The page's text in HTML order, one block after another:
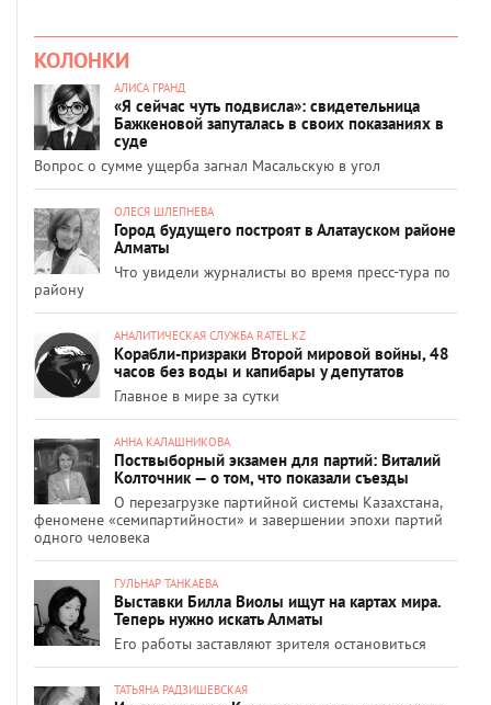
КОЛОНКИ
АЛИСА ГРАНД
«Я сейчас чуть подвисла»: свидетельница
Бажкеновой запуталась в своих показаниях в
суде
Вопрос о сумме ущерба загнал Масальскую в угол
ОЛЕСЯ ШЛЕПНЕВА
Город будущего построят в Алатауском районе
Алматы
Что увидели журналисты во время пресс-тура по
району
АНАЛИТИЧЕСКАЯ СЛУЖБА RATEL.KZ
Корабли-призраки Второй мировой войны, 48
часов без воды и капибары у депутатов
Главное в мире за сутки
АННА КАЛАШНИКОВА
Поствыборный экзамен для партий: Виталий
Колточник — о том, что показали съезды
О перезагрузке партийной системы Казахстана,
феномене «семипартийности» и завершении эпохи партий
одного человека
ГУЛЬНАР ТАНКАЕВА
Выставки Билла Виолы ищут на картах мира.
Теперь нужно искать Алматы
Его работы заставляют зрителя остановиться
ТАТЬЯНА РАДЗИШЕВСКАЯ